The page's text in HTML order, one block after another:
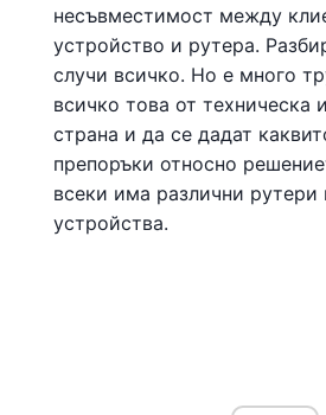
несъвместимост между
устройство и рутера.
случи всичко. Но е много
всичко това от техническа
страна и да се дадат
препоръки относно
всеки има различни рутери
устройства.